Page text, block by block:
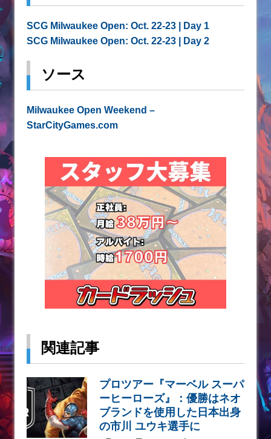
SCG Milwaukee Open: Oct. 22-23 | Day 1
SCG Milwaukee Open: Oct. 22-23 | Day 2
ソース
Milwaukee Open Weekend –
StarCityGames.com
関連記事
プロツアー『マーベル スーパ
ーヒーローズ』：優勝はネオ
ブランドを使用した日本出身
の市川 ユウキ選手に